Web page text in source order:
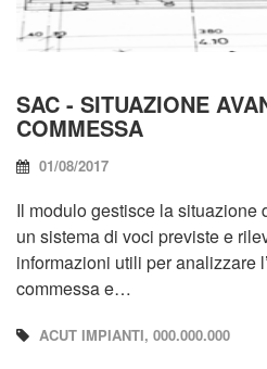
SAC - SITUAZIONE
COMMESSA
01/08/2017
Il modulo gestisce la situazione
un sistema di voci previste e
informazioni utili per analizzare
commessa e…
ACUT IMPIANTI, 000.000.000